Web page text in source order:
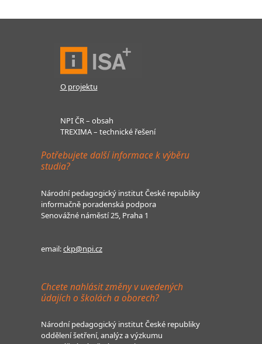
O projektu
NPI ČR – obsah
TREXIMA – technické řešení
Potřebujete další informace k výběru
studia?
Národní pedagogický institut České republiky
informačně poradenská podpora
Senovážné náměstí 25, Praha 1
email:ckp@npi.cz
Chcete nahlásit změny v uvedených
údajích o školách a oborech?
Národní pedagogický institut České republiky
oddělení šetření, analýz a výzkumu